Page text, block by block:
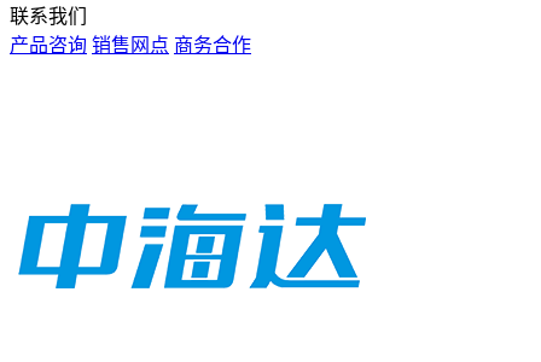
联系我们
产品咨询 销售网点 商务合作